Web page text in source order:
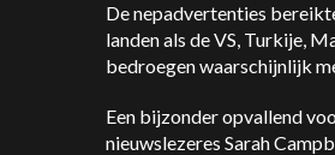
De nepadvertenties
landen als de VS, Turkije,
bedroegen waarschijnlijk
Een bijzonder opvallend
nieuwslezeres Sarah